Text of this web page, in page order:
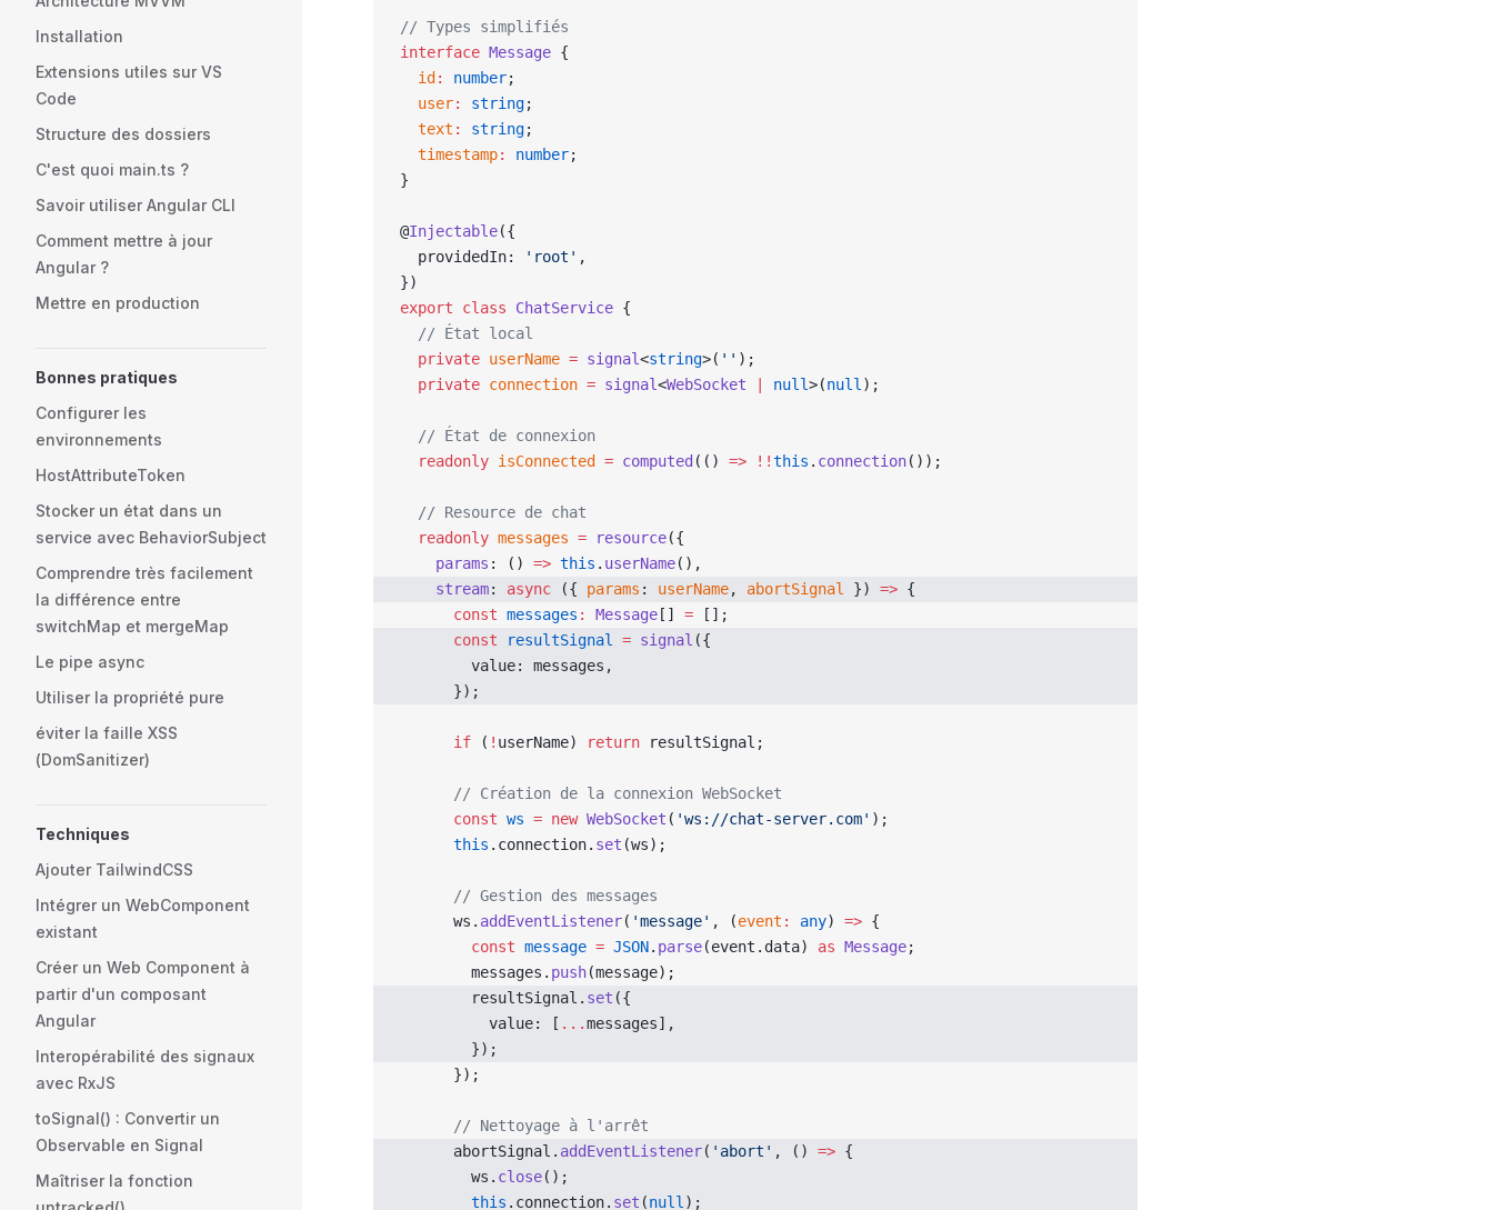
Installation
Extensions utiles sur VS
Code
Structure des dossiers
C'est quoi main.ts ?
Savoir utiliser Angular CLI
Comment mettre à jour
Angular ?
Mettre en production
Bonnes pratiques
Configurer les
environnements
HostAttributeToken
Stocker un état dans un
service avec BehaviorSubject
Comprendre très facilement
la différence entre
switchMap et mergeMap
Le pipe async
Utiliser la propriété pure
éviter la faille XSS
(DomSanitizer)
Techniques
Ajouter TailwindCSS
Intégrer un WebComponent
existant
Créer un Web Component à
partir d'un composant
Angular
Interopérabilité des signaux
avec RxJS
toSignal() : Convertir un
Observable en Signal
Maîtriser la fonction
// Types simplifiés
interface Message {
  id
: number;
  user
: string;
  text
: string;
  timestamp
: number;
}
@Injectable({
  providedIn:
'root' ,
})
export class ChatService {
  // État local
  private
userName = signal<string>( '' );
  private
connection = signal<WebSocket null>(null );
  // État de connexion
  readonly
isConnected = computed (() => !!this . connection());
  // Resource de chat
  readonly
messages = resource({
    params
: () => this . userName(),
    stream
: async ({ params : userName, abortSignal }) => {
      const
messages : Message [] = [];
      const
resultSignal = signal ({
        value: messages,
      });
      if
( ! userName) return resultSignal;
      // Création de la connexion WebSocket
      const
ws = new WebSocket ( 'ws://chat-server.com' );
      this
.connection. set (ws);
      // Gestion des messages
      ws.
addEventListener( 'message' , (event : any) => {
        const
message = JSON. parse(event.data) as Message;
        messages.
push(message);
        resultSignal.
set ({
          value: [
...messages],
        });
      });
      // Nettoyage à l'arrêt
      abortSignal.
addEventListener( 'abort' , () => {
        ws.
close();
        this
.connection. set (null );